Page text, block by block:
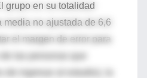
grupo en su totalidad
media no ajustada de 6,6
el margen de error para
las personas que
de ingresar al estudio), la